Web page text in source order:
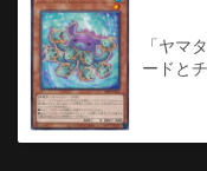
「ヤマ
ードと